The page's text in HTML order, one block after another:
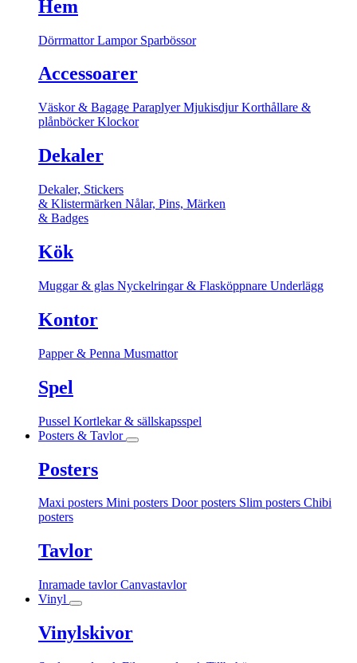
Hem
DörrmattorLampor Sparbössor
Accessoarer
Väskor & Bagage ParaplyerMjukisdjurKorthållare &
plånböckerKlockor
Dekaler
Dekaler, Stickers
& Klistermärken Nålar, Pins, Märken
& Badges
Kök
Muggar & glas Nyckelringar & Flasköppnare Underlägg
Kontor
Papper & Penna Musmattor
Spel
Pussel Kortlekar & sällskapsspel
Posters & Tavlor
Posters
Maxi posters Mini posters Door posters Slim posters Chibi
posters
Tavlor
Inramade tavlorCanvastavlor
Vinyl
Vinylskivor